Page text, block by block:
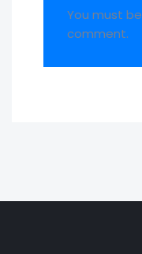
You must be
comment.